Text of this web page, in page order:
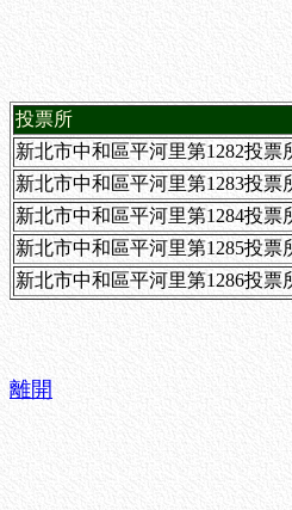
投票所
新北市中和區平河里第1282投票
新北市中和區平河里第1283投票
新北市中和區平河里第1284投票
新北市中和區平河里第1285投票
新北市中和區平河里第1286投票
離開